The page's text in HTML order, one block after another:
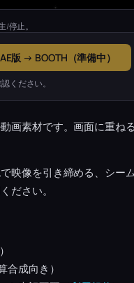
停止。
版 → BOOTH（準備中）
ください。
画素材です。画面に重
映像を引き締める、シ
ださい。
合成向き）